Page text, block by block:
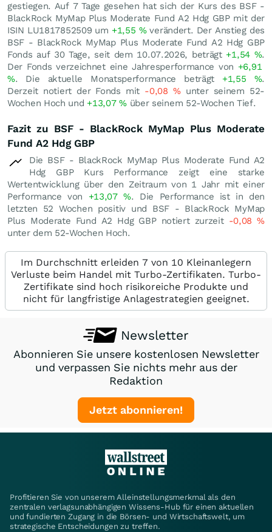
gestiegen. Auf 7 Tage gesehen hat sich der Kurs des BSF -
BlackRock MyMap Plus Moderate Fund A2 Hdg GBP mit der
ISIN LU1817852509 um +1,55 %verändert. Der Anstieg des
BSF - BlackRock MyMap Plus Moderate Fund A2 Hdg GBP
Fonds auf 30 Tage, seit dem 10.07.2026, beträgt +1,54 %.
Der Fonds verzeichnet eine Jahresperformance von +6,91
%. Die aktuelle Monatsperformance beträgt +1,55 %.
Derzeit notiert der Fonds mit -0,08 %unter seinem 52-
Wochen Hoch und +13,07%über seinem 52-Wochen Tief.
Fazit zu BSF - BlackRock MyMap Plus Moderate
Fund A2 Hdg GBP
Die BSF - BlackRock MyMap Plus Moderate Fund A2
Hdg GBP Kurs Performance zeigt eine starke
Wertentwicklung über den Zeitraum von 1 Jahr mit einer
Performance von +13,07%. Die Performance ist in den
letzten 52 Wochen positiv und BSF - BlackRock MyMap
Plus Moderate Fund A2 Hdg GBP notiert zurzeit -0,08%
unter dem 52-Wochen Hoch.
Im Durchschnitt erleiden 7 von 10 Kleinanlegern
Verluste beim Handel mit Turbo-Zertifikaten. Turbo-
Zertifikate sind hoch risikoreiche Produkte und
nicht für langfristige Anlagestrategien geeignet.
Newsletter
Abonnieren Sie unsere kostenlosen Newsletter
und verpassen Sie nichts mehr aus der
Redaktion
Jetzt abonnieren!
Profitieren Sie von unserem Alleinstellungsmerkmal als den
zentralen verlagsunabhängigen Wissens-Hub für einen aktuellen
und fundierten Zugang in die Börsen- und Wirtschaftswelt, um
strategische Entscheidungen zu treffen.